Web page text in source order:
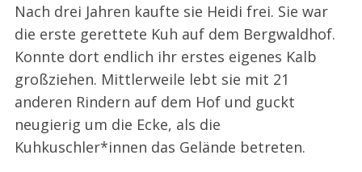
Nach drei Jahren kaufte sie Heidi frei. Sie war
die erste gerettete Kuh auf dem Bergwaldhof.
Konnte dort endlich ihr erstes eigenes Kalb
großziehen. Mittlerweile lebt sie mit 21
anderen Rindern auf dem Hof und guckt
neugierig um die Ecke, als die
Kuhkuschler*innen das Gelände betreten.